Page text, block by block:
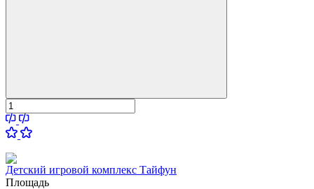
Детский игровой комплекс Тайфун
Площадь